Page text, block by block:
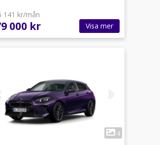
141 kr/mån
000 kr Visa mer
4